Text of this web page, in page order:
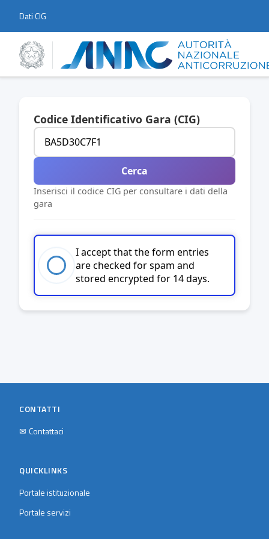
Dati CIG
Codice Identificativo Gara (CIG)
Cerca
Inserisci il codice CIG per consultare i dati della
gara
I accept that the form entries
are checked for spam and
stored encrypted for 14 days.
CONTATTI
✉ Contattaci
QUICKLINKS
Portale istituzionale
Portale servizi